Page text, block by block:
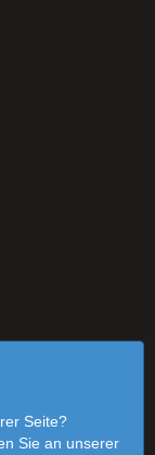
Seite?
Sie an unserer